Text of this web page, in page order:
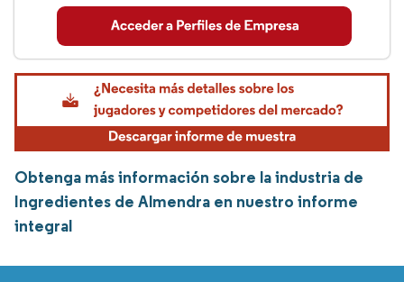
Obtenga más información sobre la industria de
Ingredientes de Almendra en nuestro informe
integral